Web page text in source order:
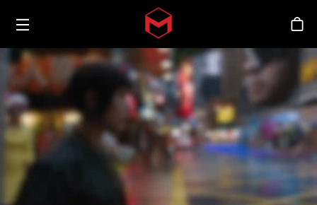
Skip to main content
商